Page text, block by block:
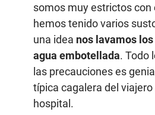
somos muy estrictos con
hemos tenido varios
una idea nos lavamos
agua embotellada. Todo
las precauciones es
típica cagalera del viajero
hospital.